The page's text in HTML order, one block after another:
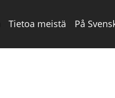
Tietoa meistä På